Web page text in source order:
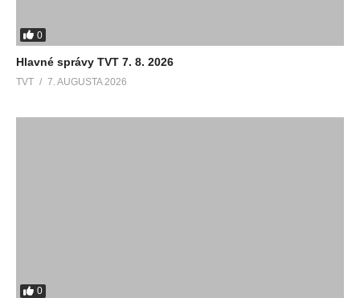
0
Hlavné správy TVT 7. 8. 2026
TVT 7. AUGUSTA 2026
0